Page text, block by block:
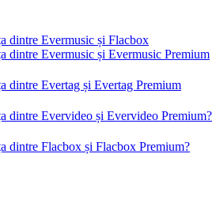
dintre Evermusic și Flacbox
dintre Evermusic și Evermusic Premium
dintre Evertag și Evertag Premium
dintre Evervideo și Evervideo Premium?
dintre Flacbox și Flacbox Premium?